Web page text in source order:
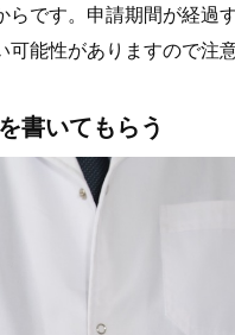
です。申請期間が経過
能性がありますので注意
書いてもらう